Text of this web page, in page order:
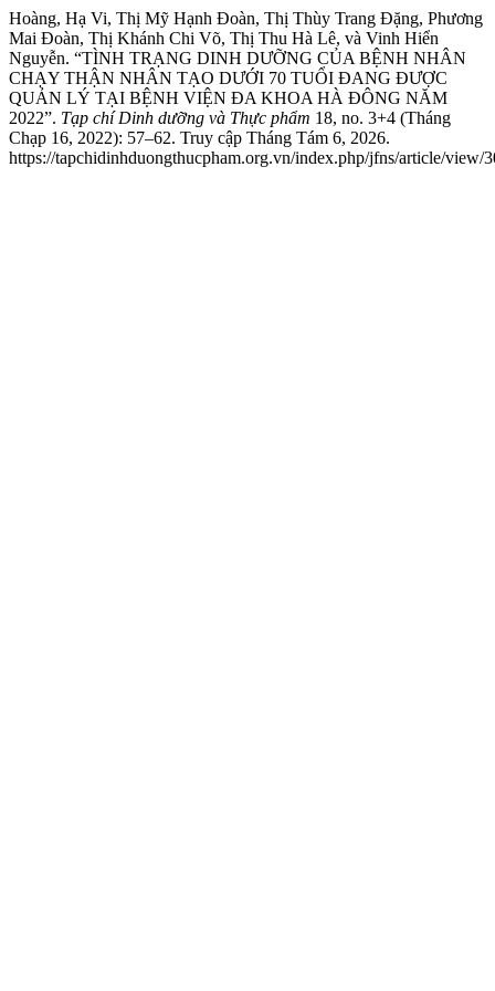
Hoàng, Hạ Vi, Thị Mỹ Hạnh Đoàn, Thị Thùy Trang Đặng, Phương
Mai Đoàn, Thị Khánh Chi Võ, Thị Thu Hà Lê, và Vinh Hiển
Nguyễn. “TÌNH TRẠNG DINH DƯỠNG CỦA BỆNH NHÂN
CHẠY THẬN NHÂN TẠO DƯỚI 70 TUỔI ĐANG ĐƯỢC
QUẢN LÝ TẠI BỆNH VIỆN ĐA KHOA HÀ ĐÔNG NĂM
2022”. Tạp chí Dinh dưỡng và Thực phẩm 18, no. 3+4 (Tháng
Chạp 16, 2022): 57–62. Truy cập Tháng Tám 6, 2026.
https://tapchidinhduongthucpham.org.vn/index.php/jfns/article/view/